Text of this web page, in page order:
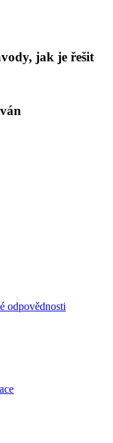
jak je řešit
odpovědnosti